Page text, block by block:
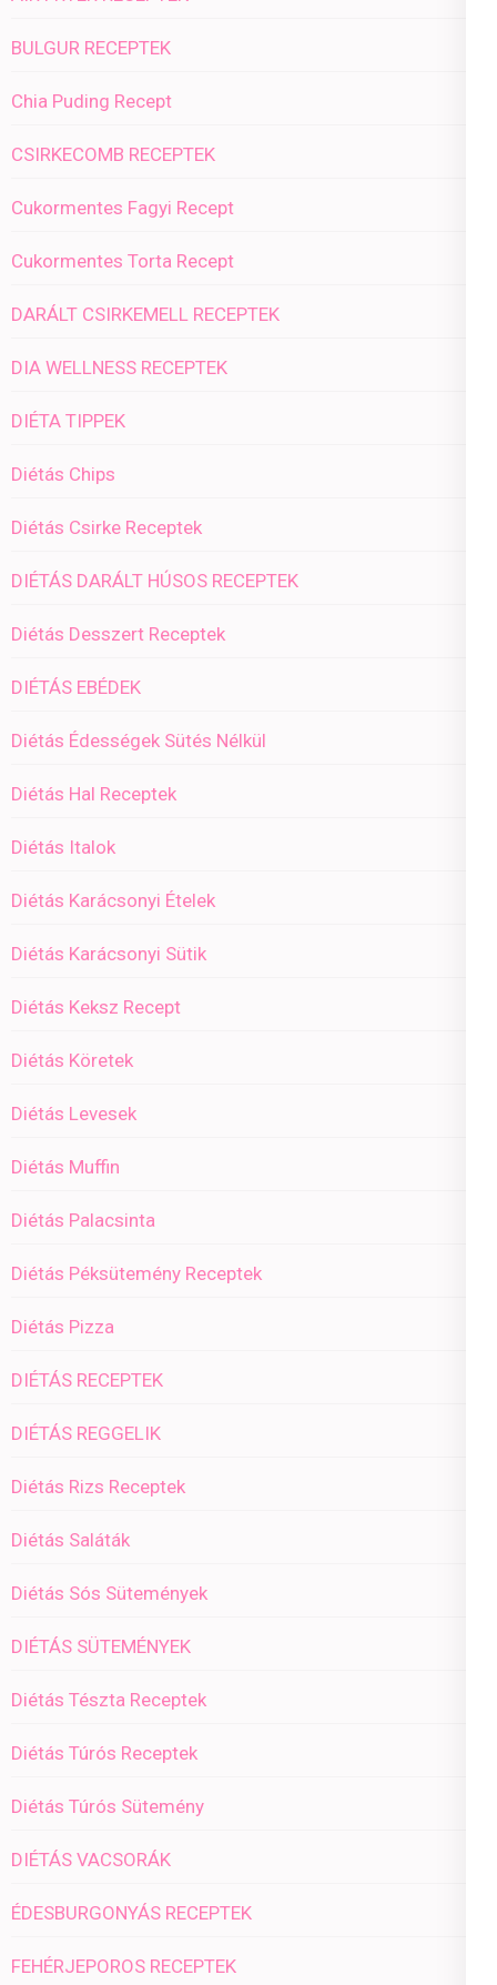
BULGUR RECEPTEK
Chia Puding Recept
CSIRKECOMB RECEPTEK
Cukormentes Fagyi Recept
Cukormentes Torta Recept
DARÁLT CSIRKEMELL RECEPTEK
DIA WELLNESS RECEPTEK
DIÉTA TIPPEK
Diétás Chips
Diétás Csirke Receptek
DIÉTÁS DARÁLT HÚSOS RECEPTEK
Diétás Desszert Receptek
DIÉTÁS EBÉDEK
Diétás Édességek Sütés Nélkül
Diétás Hal Receptek
Diétás Italok
Diétás Karácsonyi Ételek
Diétás Karácsonyi Sütik
Diétás Keksz Recept
Diétás Köretek
Diétás Levesek
Diétás Muffin
Diétás Palacsinta
Diétás Péksütemény Receptek
Diétás Pizza
DIÉTÁS RECEPTEK
DIÉTÁS REGGELIK
Diétás Rizs Receptek
Diétás Saláták
Diétás Sós Sütemények
DIÉTÁS SÜTEMÉNYEK
Diétás Tészta Receptek
Diétás Túrós Receptek
Diétás Túrós Sütemény
DIÉTÁS VACSORÁK
ÉDESBURGONYÁS RECEPTEK
FEHÉRJEPOROS RECEPTEK